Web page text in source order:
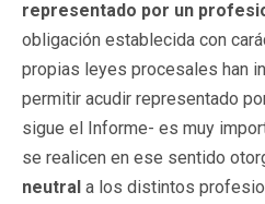
representado por un
obligación establecida con
propias leyes procesales han
permitir acudir representado
sigue el Informe- es muy
se realicen en ese sentido
neutral a los distintos